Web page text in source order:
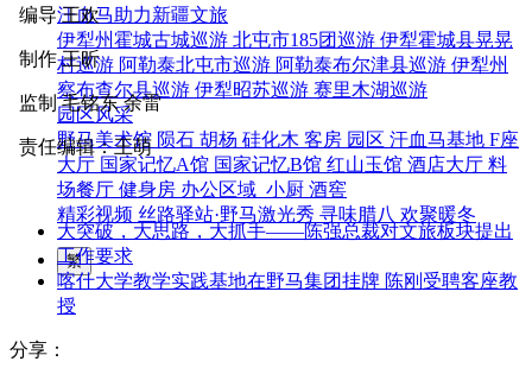
汗血马助力新疆文旅
伊犁州霍城古城巡游 北屯市185团巡游 伊犁霍城县晃晃
村巡游 阿勒泰北屯市巡游 阿勒泰布尔津县巡游 伊犁州
察布查尔县巡游 伊犁昭苏巡游 赛里木湖巡游
园区风采
野马美术馆 陨石 胡杨 硅化木 客房 园区 汗血马基地 F座
大厅 国家记忆A馆 国家记忆B馆 红山玉馆 酒店大厅 料
场餐厅 健身房 办公区域 小厨 酒窖
精彩视频 丝路驿站·野马激光秀 寻味腊八 欢聚暖冬
繁
编导 王欢
制作 王昕
监制 毛铭东 余雷
责任编辑：王萌
大突破，大思路，大抓手——陈强总裁对文旅板块提出
工作要求
喀什大学教学实践基地在野马集团挂牌 陈刚受聘客座教
授
分享：